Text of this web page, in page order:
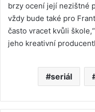
brzy ocení její nezištné
vždy bude také pro
často vracet kvůli
jeho kreativní
seriál